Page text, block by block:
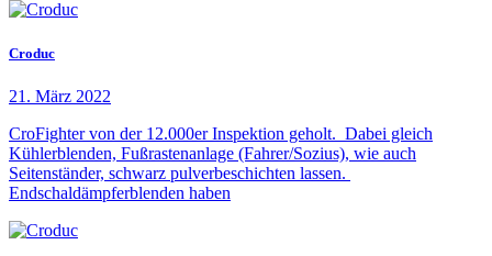
Croduc
21. März 2022
CroFighter von der 12.000er Inspektion geholt. Dabei gleich
Kühlerblenden, Fußrastenanlage (Fahrer/Sozius), wie auch
Seitenständer, schwarz pulverbeschichten lassen.
Endschaldämpferblenden haben